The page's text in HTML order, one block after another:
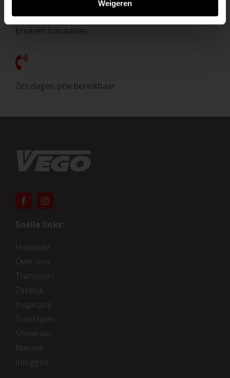
Weigeren
Ervaren tuinadvies
Zes dagen p/w bereikbaar
Snelle links:
Hovenier
Over ons
Transport
Zakelijk
Inspiratie
Tuinstijlen
Showtuin
Nieuws
Inloggen